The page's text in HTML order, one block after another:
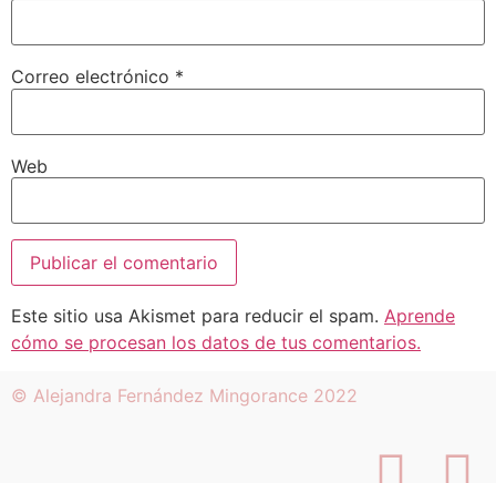
Correo electrónico *
Web
Este sitio usa Akismet para reducir el spam. Aprende
cómo se procesan los datos de tus comentarios.
© Alejandra Fernández Mingorance 2022